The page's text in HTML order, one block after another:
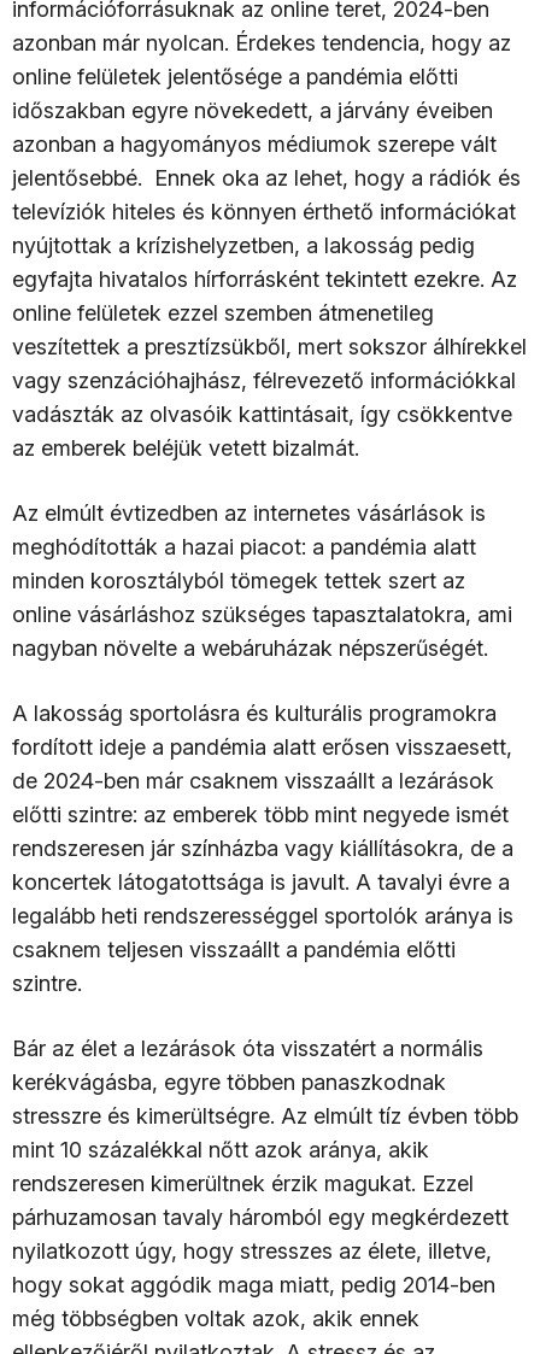
információforrásuknak az online teret, 2024-ben
azonban már nyolcan. Érdekes tendencia, hogy az
online felületek jelentősége a pandémia előtti
időszakban egyre növekedett, a járvány éveiben
azonban a hagyományos médiumok szerepe vált
jelentősebbé. Ennek oka az lehet, hogy a rádiók és
televíziók hiteles és könnyen érthető információkat
nyújtottak a krízishelyzetben, a lakosság pedig
egyfajta hivatalos hírforrásként tekintett ezekre. Az
online felületek ezzel szemben átmenetileg
veszítettek a presztízsükből, mert sokszor álhírekkel
vagy szenzációhajhász, félrevezető információkkal
vadászták az olvasóik kattintásait, így csökkentve
az emberek beléjük vetett bizalmát.
Az elmúlt évtizedben az internetes vásárlások is
meghódították a hazai piacot: a pandémia alatt
minden korosztályból tömegek tettek szert az
online vásárláshoz szükséges tapasztalatokra, ami
nagyban növelte a webáruházak népszerűségét.
A lakosság sportolásra és kulturális programokra
fordított ideje a pandémia alatt erősen visszaesett,
de 2024-ben már csaknem visszaállt a lezárások
előtti szintre: az emberek több mint negyede ismét
rendszeresen jár színházba vagy kiállításokra, de a
koncertek látogatottsága is javult. A tavalyi évre a
legalább heti rendszerességgel sportolók aránya is
csaknem teljesen visszaállt a pandémia előtti
szintre.
Bár az élet a lezárások óta visszatért a normális
kerékvágásba, egyre többen panaszkodnak
stresszre és kimerültségre. Az elmúlt tíz évben több
mint 10 százalékkal nőtt azok aránya, akik
rendszeresen kimerültnek érzik magukat. Ezzel
párhuzamosan tavaly háromból egy megkérdezett
nyilatkozott úgy, hogy stresszes az élete, illetve,
hogy sokat aggódik maga miatt, pedig 2014-ben
még többségben voltak azok, akik ennek